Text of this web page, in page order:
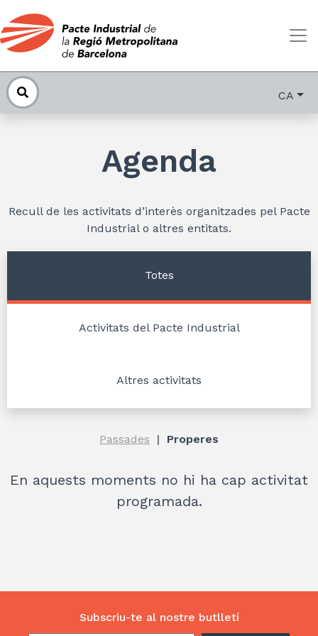
CA
Agenda
Recull de les activitats d’interès organitzades pel Pacte
Industrial o altres entitats.
Totes
Activitats del Pacte Industrial
Altres activitats
Passades Properes
En aquests moments no hi ha cap activitat
programada.
Subscriu-te al nostre butlletí